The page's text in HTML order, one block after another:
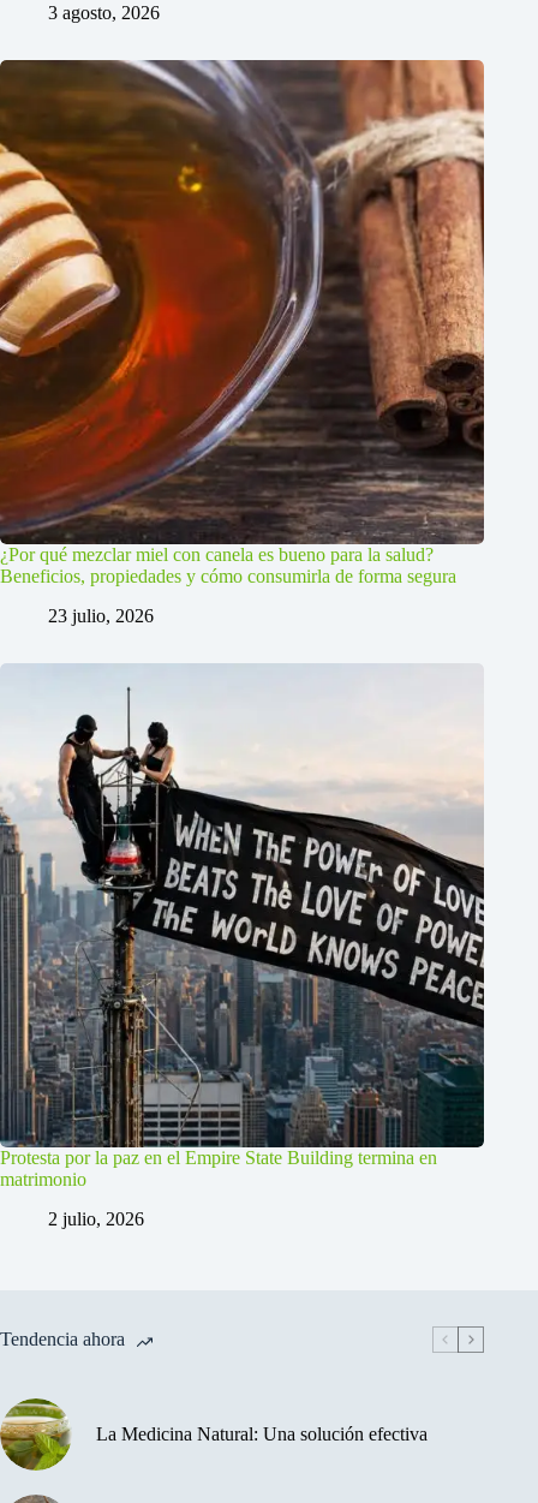
3 agosto, 2026
¿Por qué mezclar miel con canela es bueno para la salud?
Beneficios, propiedades y cómo consumirla de forma segura
23 julio, 2026
Protesta por la paz en el Empire State Building termina en
matrimonio
2 julio, 2026
Tendencia ahora
La Medicina Natural: Una solución efectiva